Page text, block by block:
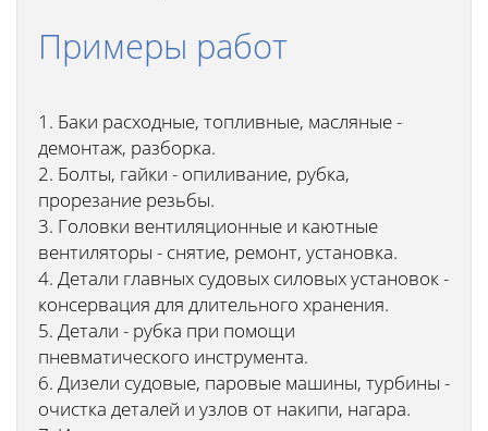
Примеры работ
1. Баки расходные, топливные, масляные -
демонтаж, разборка.
2. Болты, гайки - опиливание, рубка,
прорезание резьбы.
3. Головки вентиляционные и каютные
вентиляторы - снятие, ремонт, установка.
4. Детали главных судовых силовых установок -
консервация для длительного хранения.
5. Детали - рубка при помощи
пневматического инструмента.
6. Дизели судовые, паровые машины, турбины -
очистка деталей и узлов от накипи, нагара.